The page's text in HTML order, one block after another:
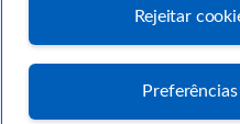
Rejeitar